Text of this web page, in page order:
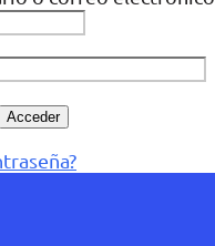
Acceder